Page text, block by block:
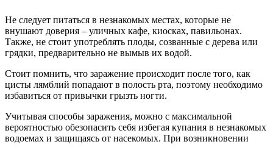
Не следует питаться в незнакомых местах, которые не
внушают доверия – уличных кафе, киосках, павильонах.
Также, не стоит употреблять плоды, созванные с дерева или
грядки, предварительно не вымыв их водой.
Стоит помнить, что заражение происходит после того, как
цисты лямблий попадают в полость рта, поэтому необходимо
избавиться от привычки грызть ногти.
Учитывая способы заражения, можно с максимальной
вероятностью обезопасить себя избегая купания в незнакомых
водоемах и защищаясь от насекомых. При возникновении